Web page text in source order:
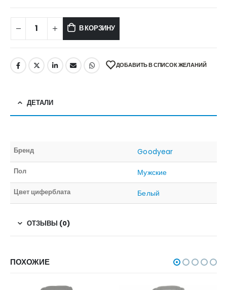
В КОРЗИНУ
ДОБАВИТЬ В СПИСОК ЖЕЛАНИЙ
ДЕТАЛИ
Бренд Goodyear
Пол Мужские
Цвет циферблата Белый
ОТЗЫВЫ (0)
ПОХОЖИЕ